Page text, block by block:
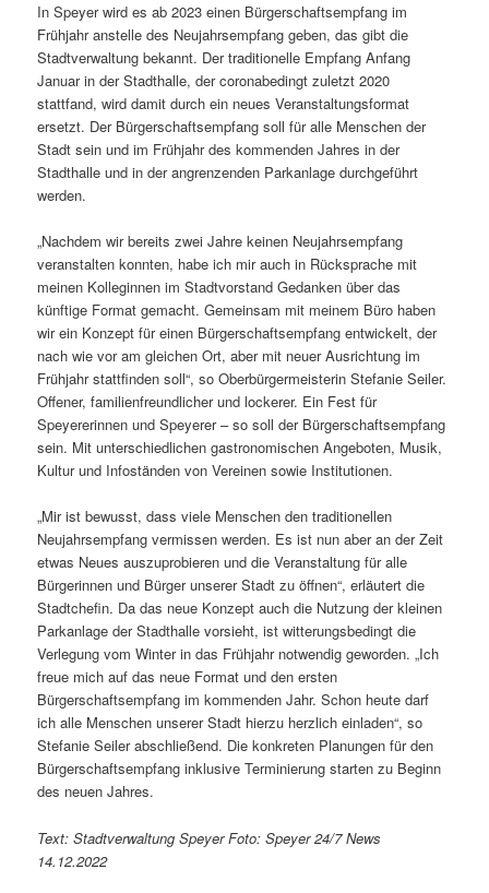
In Speyer wird es ab 2023 einen Bürgerschaftsempfang im
Frühjahr anstelle des Neujahrsempfang geben, das gibt die
Stadtverwaltung bekannt. Der traditionelle Empfang Anfang
Januar in der Stadthalle, der coronabedingt zuletzt 2020
stattfand, wird damit durch ein neues Veranstaltungsformat
ersetzt. Der Bürgerschaftsempfang soll für alle Menschen der
Stadt sein und im Frühjahr des kommenden Jahres in der
Stadthalle und in der angrenzenden Parkanlage durchgeführt
werden.
„Nachdem wir bereits zwei Jahre keinen Neujahrsempfang
veranstalten konnten, habe ich mir auch in Rücksprache mit
meinen Kolleginnen im Stadtvorstand Gedanken über das
künftige Format gemacht. Gemeinsam mit meinem Büro haben
wir ein Konzept für einen Bürgerschaftsempfang entwickelt, der
nach wie vor am gleichen Ort, aber mit neuer Ausrichtung im
Frühjahr stattfinden soll“, so Oberbürgermeisterin Stefanie Seiler.
Offener, familienfreundlicher und lockerer. Ein Fest für
Speyererinnen und Speyerer – so soll der Bürgerschaftsempfang
sein. Mit unterschiedlichen gastronomischen Angeboten, Musik,
Kultur und Infoständen von Vereinen sowie Institutionen.
„Mir ist bewusst, dass viele Menschen den traditionellen
Neujahrsempfang vermissen werden. Es ist nun aber an der Zeit
etwas Neues auszuprobieren und die Veranstaltung für alle
Bürgerinnen und Bürger unserer Stadt zu öffnen“, erläutert die
Stadtchefin. Da das neue Konzept auch die Nutzung der kleinen
Parkanlage der Stadthalle vorsieht, ist witterungsbedingt die
Verlegung vom Winter in das Frühjahr notwendig geworden. „Ich
freue mich auf das neue Format und den ersten
Bürgerschaftsempfang im kommenden Jahr. Schon heute darf
ich alle Menschen unserer Stadt hierzu herzlich einladen“, so
Stefanie Seiler abschließend. Die konkreten Planungen für den
Bürgerschaftsempfang inklusive Terminierung starten zu Beginn
des neuen Jahres.
Text: Stadtverwaltung Speyer Foto: Speyer 24/7 News
14.12.2022